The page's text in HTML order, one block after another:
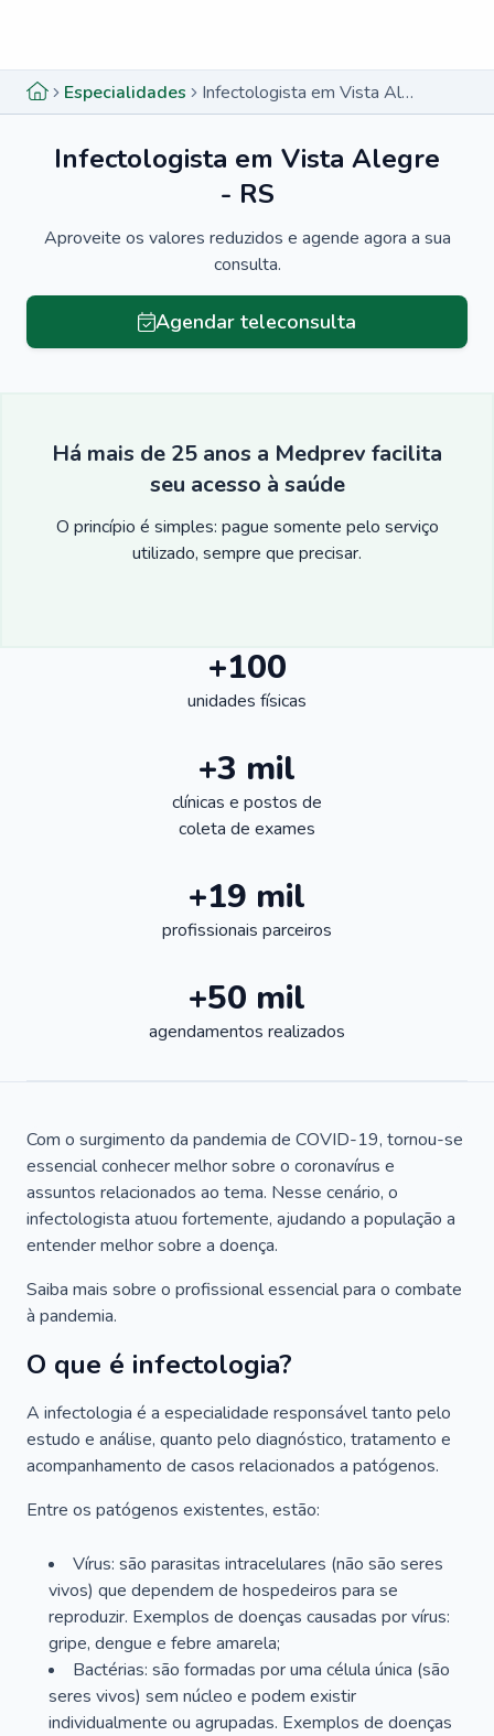
Especialidades Infectologista em Vista Alegre - RS
Infectologista em Vista Alegre
- RS
Aproveite os valores reduzidos e agende agora a sua
consulta.
Agendar teleconsulta
Há mais de 25 anos a Medprev facilita
seu acesso à saúde
O princípio é simples: pague somente pelo serviço
utilizado, sempre que precisar.
+100
unidades físicas
+3 mil
clínicas e postos de
coleta de exames
+19 mil
profissionais parceiros
+50 mil
agendamentos realizados
Com o surgimento da pandemia de COVID-19, tornou-se
essencial conhecer melhor sobre o coronavírus e
assuntos relacionados ao tema. Nesse cenário, o
infectologista atuou fortemente, ajudando a população a
entender melhor sobre a doença.
Saiba mais sobre o profissional essencial para o combate
à pandemia.
O que é infectologia?
A infectologia é a especialidade responsável tanto pelo
estudo e análise, quanto pelo diagnóstico, tratamento e
acompanhamento de casos relacionados a patógenos.
Entre os patógenos existentes, estão:
Vírus: são parasitas intracelulares (não são seres
vivos) que dependem de hospedeiros para se
reproduzir. Exemplos de doenças causadas por vírus:
gripe, dengue e febre amarela;
Bactérias: são formadas por uma célula única (são
seres vivos) sem núcleo e podem existir
individualmente ou agrupadas. Exemplos de doenças